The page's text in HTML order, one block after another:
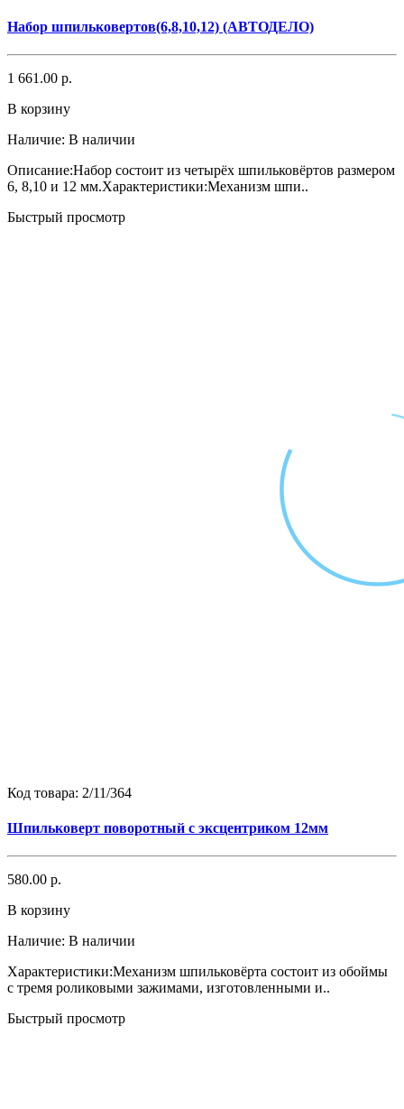
Набор шпильковертов(6,8,10,12) (АВТОДЕЛО)
1 661.00 р.
В корзину
Наличие: В наличии
Описание:Набор состоит из четырёх шпильковёртов размером
6, 8,10 и 12 мм.Характеристики:Механизм шпи..
Быстрый просмотр
Код товара: 2/11/364
Шпильковерт поворотный с эксцентриком 12мм
580.00 р.
В корзину
Наличие: В наличии
Характеристики:Механизм шпильковёрта состоит из обоймы
с тремя роликовыми зажимами, изготовленными и..
Быстрый просмотр